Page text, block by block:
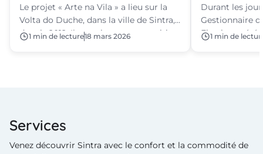
Le projet « Arte na Vila » a lieu sur la
Volta do Duche, dans la ville de Sintra,
depuis 2012. Il constitue une exposition
1 min de lecture18 mars 2026
Durant les
Gestionnaire
Firmino, a été
1 min de
Services
Venez découvrir Sintra avec le confort et la commodité de